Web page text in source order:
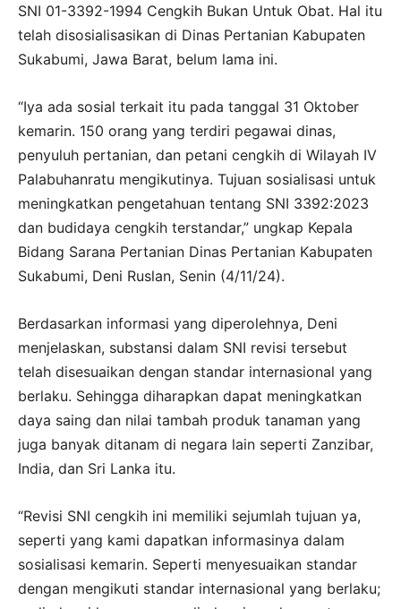
SNI 01-3392-1994 Cengkih Bukan Untuk Obat. Hal itu
telah disosialisasikan di Dinas Pertanian Kabupaten
Sukabumi, Jawa Barat, belum lama ini.
“Iya ada sosial terkait itu pada tanggal 31 Oktober
kemarin. 150 orang yang terdiri pegawai dinas,
penyuluh pertanian, dan petani cengkih di Wilayah IV
Palabuhanratu mengikutinya. Tujuan sosialisasi untuk
meningkatkan pengetahuan tentang SNI 3392:2023
dan budidaya cengkih terstandar,” ungkap Kepala
Bidang Sarana Pertanian Dinas Pertanian Kabupaten
Sukabumi, Deni Ruslan, Senin (4/11/24).
Berdasarkan informasi yang diperolehnya, Deni
menjelaskan, substansi dalam SNI revisi tersebut
telah disesuaikan dengan standar internasional yang
berlaku. Sehingga diharapkan dapat meningkatkan
daya saing dan nilai tambah produk tanaman yang
juga banyak ditanam di negara lain seperti Zanzibar,
India, dan Sri Lanka itu.
“Revisi SNI cengkih ini memiliki sejumlah tujuan ya,
seperti yang kami dapatkan informasinya dalam
sosialisasi kemarin. Seperti menyesuaikan standar
dengan mengikuti standar internasional yang berlaku;